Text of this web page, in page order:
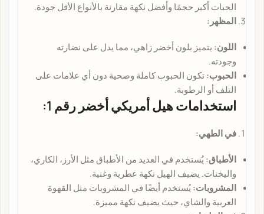
الحبات أكبر حجمًا وأفضل نكهة مقارنة بالأنواع الأقل جودة.
المظهر:
اللون: يتميز بلون أخضر زاهي، مما يدل على نضارته
وجودته.
الحبوب:تكون الحبوب كاملة وصحية دون أي علامات على
التلف أو الرطوبة.
استخدامات هيل أمريكي أخضر رقم 1:
في الطهي:
الأطباق:يُستخدم في العديد من الأطباق مثل الأرز، الكاري،
واليخنات. يضيف الهيل نكهة عطرية وغنية.
المشروبات:يُستخدم أيضًا في المشروبات مثل القهوة
العربية والشاي، حيث يضيف نكهة مميزة.